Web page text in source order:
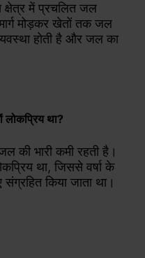
क्षेत्र में प्रचलित जल
मोड़कर खेतों तक जल
होती है और जल का
लोकप्रिय था?
की भारी कमी रहती है।
था, जिससे वर्षा के
किया जाता था।